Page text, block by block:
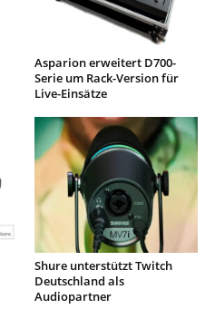
Asparion erweitert D700-
Serie um Rack-Version für
Live-Einsätze
Shure unterstützt Twitch
Deutschland als
Audiopartner